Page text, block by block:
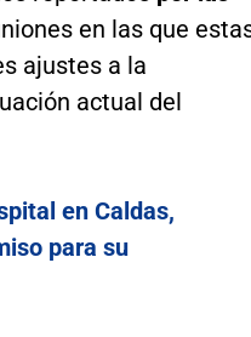
en las que
ajustes a la
actual del
en Caldas,
para su